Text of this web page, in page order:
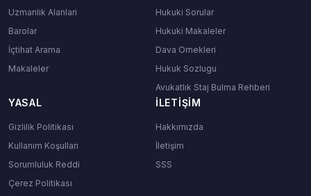
Uzmanlik Alanlari
Barolar
İçtihat Arama
Makaleler
Hukuki Sorular
Hukuki Makaleler
Dava Ornekleri
Hukuk Sozlugu
Avukatlık Staj Bulma Rehberi
YASAL
Gizlilik Politikası
Kullanım Koşulları
Sorumluluk Reddi
Çerez Politikası
İLETIŞIM
Hakkımızda
İletişim
SSS